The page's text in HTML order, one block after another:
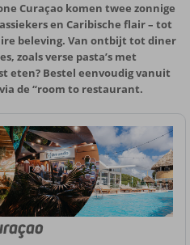
Curaçao komen twee zonnige
en Caribische flair – tot
beleving. Van ontbijt tot diner
zoals verse pasta’s met
eten? Bestel eenvoudig vanuit
de “room to restaurant.